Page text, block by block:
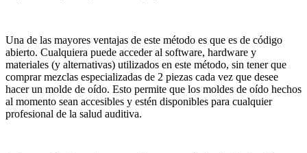
Una de las mayores ventajas de este método es que es de código
abierto. Cualquiera puede acceder al software, hardware y
materiales (y alternativas) utilizados en este método, sin tener que
comprar mezclas especializadas de 2 piezas cada vez que desee
hacer un molde de oído. Esto permite que los moldes de oído hechos
al momento sean accesibles y estén disponibles para cualquier
profesional de la salud auditiva.